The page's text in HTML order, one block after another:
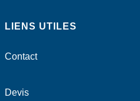
LIENS UTILES
Contact
Devis